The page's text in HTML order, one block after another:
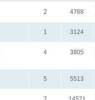
2 4768
1 3124
4 3805
5 5513